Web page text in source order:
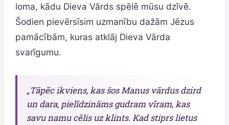
loma, kādu Dieva Vārds spēlē mūsu dzīvē.
Šodien pievērsīsim uzmanību dažām Jēzus
pamācībām, kuras atklāj Dieva Vārda
svarīgumu.
„Tāpēc ikviens, kas šos Manus vārdus dzird
un dara, pielīdzināms gudram vīram, kas
savu namu cēlis uz klints. Kad stiprs lietus